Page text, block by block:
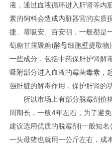
液，通过血液循环进入肝肾等内
素的饲料会造成内脏器官的实质
捷、霉吸安、百安明，一般都是
萄糖甘露聚糖(酵母细胞壁提取
一些成分，包括中药保肝护肾解
吸附部分进入血液的霉菌毒素，
强肝脏的解毒作用，保护肝肾的
所以市场上有部分脱霉剂价
周期长，一般4年左右，为了避
建议选用优质的脱霉剂(一般知
一头母猪也就用一公斤左右，成